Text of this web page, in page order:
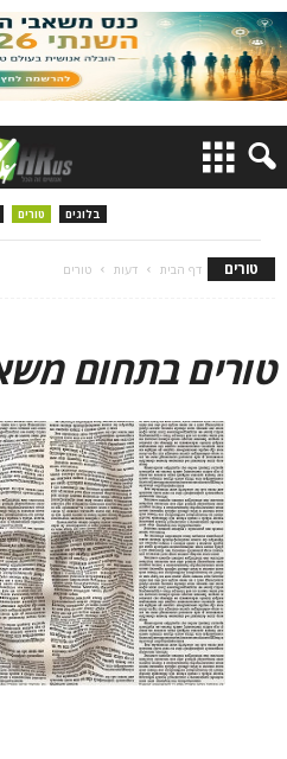
בלוגים טורים
טורים דף הבית דעות טורים
טורים בתחום